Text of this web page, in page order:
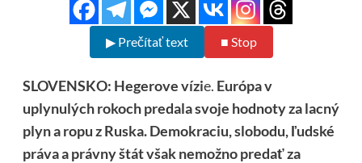
▶ Prečítať text ■ Stop
SLOVENSKO: Hegerove vízie. Európa v
uplynulých rokoch predala svoje hodnoty za lacný
plyn a ropu z Ruska. Demokraciu, slobodu, ľudské
práva a právny štát však nemožno predať za